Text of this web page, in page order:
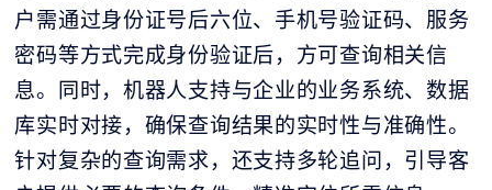
户需通过身份证号后六位、手机号验证码、服务
密码等方式完成身份验证后，方可查询相关信
息。同时，机器人支持与企业的业务系统、数据
库实时对接，确保查询结果的实时性与准确性。
针对复杂的查询需求，还支持多轮追问，引导客